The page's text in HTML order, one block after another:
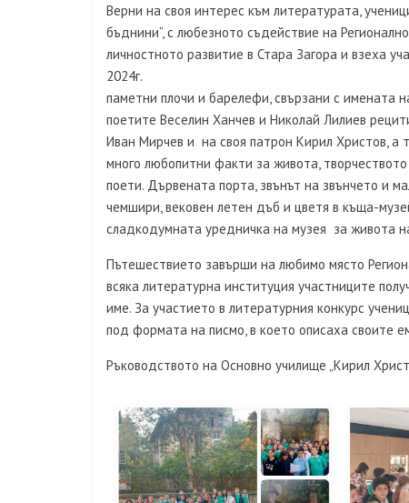
Верни на своя интерес към литературата,
бъднини“, с любезното съдействие на
личностното развитие в Стара Загора и взеха
2024г. Пътешествениците
паметни плочи и барелефи, свързани с имената
поетите Веселин Ханчев и Николай Лилиев
Иван Мирчев и на своя патрон Кирил Христов, а
много любопитни факти за живота,
поети. Дървената порта, звънът на звънчето и
чeмшири, вековен летен дъб и цветя в къща-
сладкодумната уредничка на музея за живота
Пътешествието завърши на любимо място
всяка литературна институция участниците
име. За участието в литературния конкурс
под формата на писмо, в което описаха своите
Ръководството на Основно училище „Кирил